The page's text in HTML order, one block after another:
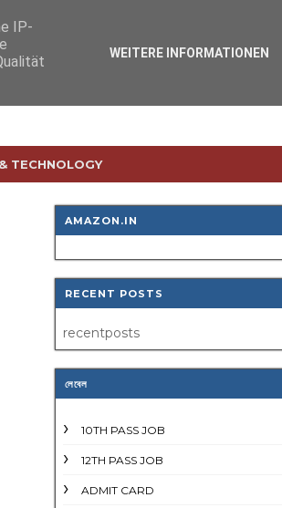
TECHNOLOGY
AMAZON.IN
RECENT POSTS
recentposts
লেবেল
10TH PASS JOB
12TH PASS JOB
ADMIT CARD
IP-
WEITERE INFORMATIONEN